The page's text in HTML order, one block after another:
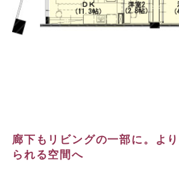
廊下もリビングの一部に。よ
られる空間へ